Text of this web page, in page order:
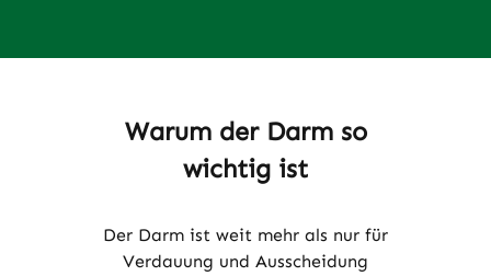
Warum der Darm so
wichtig ist
Der Darm ist weit mehr als nur für
Verdauung und Ausscheidung